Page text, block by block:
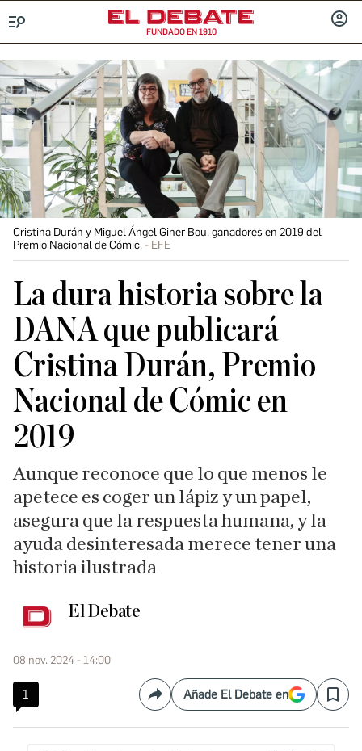
FUNDADO EN 1910
Cristina Durán y Miguel Ángel Giner Bou, ganadores en 2019 del
Premio Nacional de Cómic.
EFE
La dura historia sobre la
DANA que publicará
Cristina Durán, Premio
Nacional de Cómic en
2019
Aunque reconoce que lo que menos le
apetece es coger un lápiz y un papel,
asegura que la respuesta humana, y la
ayuda desinteresada merece tener una
historia ilustrada
El Debate
08 nov. 2024 - 14:00
1 CompartirAñade El Debate en Save